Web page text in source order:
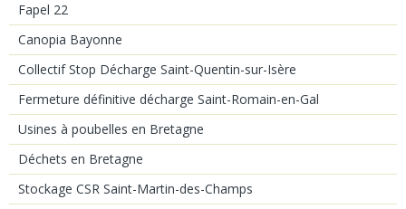
Fapel 22
Canopia Bayonne
Collectif Stop Décharge Saint-Quentin-sur-Isère
Fermeture définitive décharge Saint-Romain-en-Gal
Usines à poubelles en Bretagne
Déchets en Bretagne
Stockage CSR Saint-Martin-des-Champs